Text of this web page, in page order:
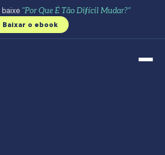
baixe "Por Que É Tão Difícil Mudar?"
Baixar o ebook